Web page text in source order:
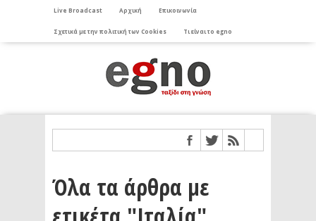
Live Broadcast Αρχική Επικοινωνία
Σχετικά με την πολιτική των Cookies Τι είναι το egno
Όλα τα άρθρα με